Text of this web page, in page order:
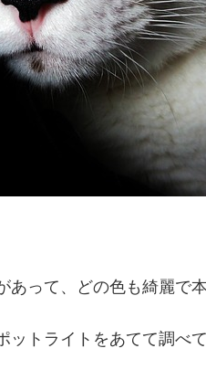
あって、どの色も綺麗で
ットライトをあてて調べて